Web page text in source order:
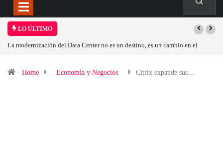
LO ÚLTIMO
destino, es un cambio en el Los ingresos por semiconductores aumentarán
Home Economía y Negocios Citrix expande sus…